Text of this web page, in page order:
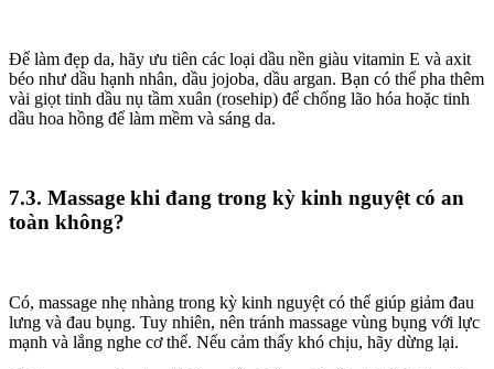
Để làm đẹp da, hãy ưu tiên các loại dầu nền giàu vitamin E và axit
béo như dầu hạnh nhân, dầu jojoba, dầu argan. Bạn có thể pha thêm
vài giọt tinh dầu nụ tầm xuân (rosehip) để chống lão hóa hoặc tinh
dầu hoa hồng để làm mềm và sáng da.
7.3. Massage khi đang trong kỳ kinh nguyệt có an
toàn không?
Có, massage nhẹ nhàng trong kỳ kinh nguyệt có thể giúp giảm đau
lưng và đau bụng. Tuy nhiên, nên tránh massage vùng bụng với lực
mạnh và lắng nghe cơ thể. Nếu cảm thấy khó chịu, hãy dừng lại.